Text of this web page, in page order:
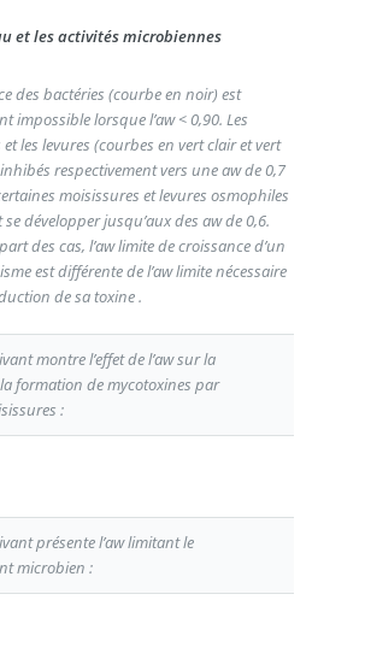
et les activités microbiennes
des bactéries (courbe en noir) est
impossible lorsque l’aw < 0,90. Les
les levures (courbes en vert clair et vert
respectivement vers une aw de 0,7
moisissures et levures osmophiles
développer jusqu’aux des aw de 0,6.
des cas, l’aw limite de croissance d’un
est différente de l’aw limite nécessaire
de sa toxine .
montre l’effet de l’aw sur la
formation de mycotoxines par
:
présente l’aw limitant le
microbien :